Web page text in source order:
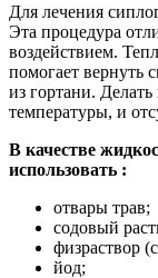
Для лечения
Эта процедура
воздействием.
помогает вернуть
из гортани.
температуры, и
В качестве
использовать :
отвары трав;
содовый
физраствор
йод;